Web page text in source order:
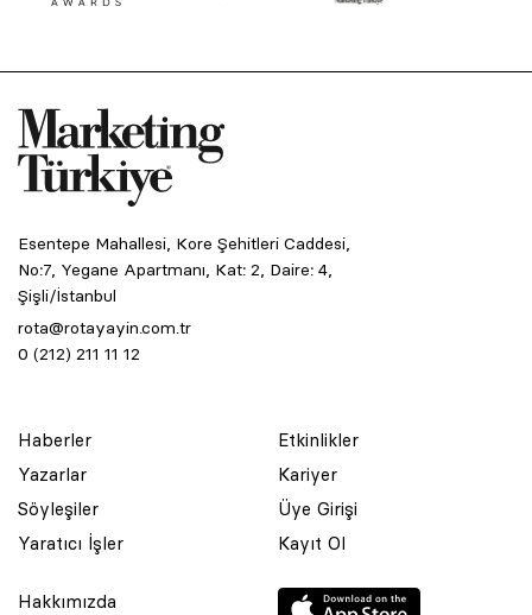
Esentepe Mahallesi, Kore Şehitleri Caddesi,
No:7, Yegane Apartmanı, Kat: 2, Daire: 4,
Şişli/İstanbul
rota@rotayayin.com.tr
0 (212) 211 11 12
Haberler
Yazarlar
Söyleşiler
Yaratıcı İşler
Etkinlikler
Kariyer
Üye Girişi
Kayıt Ol
Hakkımızda